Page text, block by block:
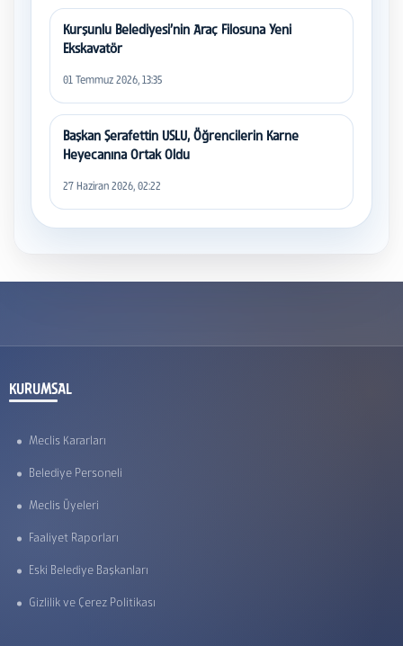
Kurşunlu Belediyesi’nin Araç Filosuna Yeni
Ekskavatör
01 Temmuz 2026, 13:35
Başkan Şerafettin USLU, Öğrencilerin Karne
Heyecanına Ortak Oldu
27 Haziran 2026, 02:22
KURUMSAL
Meclis Kararları
Belediye Personeli
Meclis Üyeleri
Faaliyet Raporları
Eski Belediye Başkanları
Gizlilik ve Çerez Politikası